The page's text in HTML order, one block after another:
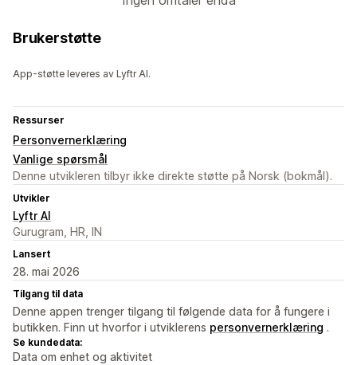
Brukerstøtte
App-støtte leveres av Lyftr AI.
Ressurser
Personvernerklæring
Vanlige spørsmål
Denne utvikleren tilbyr ikke direkte støtte på Norsk (bokmål).
Utvikler
Lyftr AI
Gurugram, HR, IN
Lansert
28. mai 2026
Tilgang til data
Denne appen trenger tilgang til følgende data for å fungere i
butikken. Finn ut hvorfor i utviklerens personvernerklæring .
Se kundedata:
Data om enhet og aktivitet